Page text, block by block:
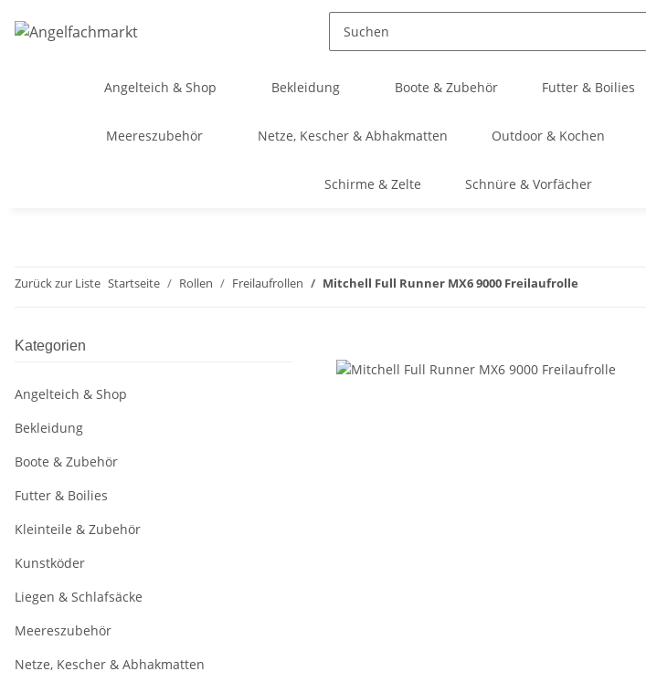
Angelteich & Shop Bekleidung Boote & Zubehör Futter & Boilies
Meereszubehör Netze, Kescher & Abhakmatten Outdoor & Kochen
Schirme & Zelte Schnüre & Vorfächer
Zurück zur Liste Startseite Rollen Freilaufrollen Mitchell Full Runner MX6 9000 Freilaufrolle
Kategorien
Angelteich & Shop
Bekleidung
Boote & Zubehör
Futter & Boilies
Kleinteile & Zubehör
Kunstköder
Liegen & Schlafsäcke
Meereszubehör
Netze, Kescher & Abhakmatten